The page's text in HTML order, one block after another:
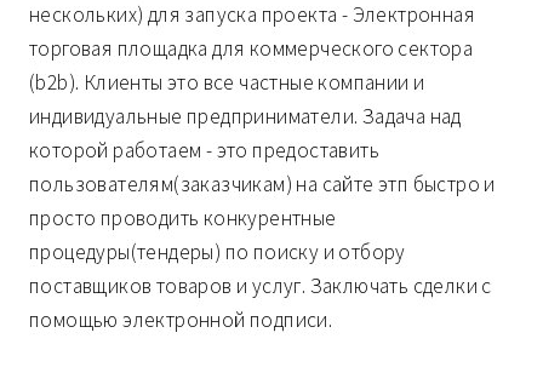
нескольких) для запуска проекта - Электронная
торговая площадка для коммерческого сектора
(b2b). Клиенты это все частные компании и
индивидуальные предприниматели. Задача над
которой работаем - это предоставить
пользователям(заказчикам) на сайте этп быстро и
просто проводить конкурентные
процедуры(тендеры) по поиску и отбору
поставщиков товаров и услуг. Заключать сделки с
помощью электронной подписи.